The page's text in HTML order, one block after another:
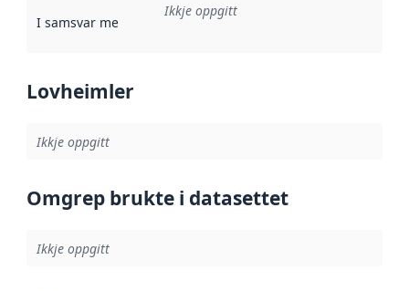
I samsvar med Referanse til ei implementeringsregel eller
Ikkje oppgitt
Lovheimler
Ikkje oppgitt
Omgrep brukte i datasettet
Ikkje oppgitt